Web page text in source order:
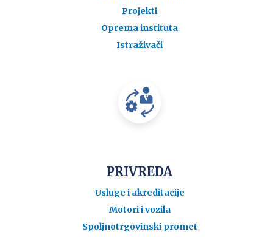
Projekti
Oprema instituta
Istraživači
PRIVREDA
Usluge i akreditacije
Motori i vozila
Spoljnotrgovinski promet